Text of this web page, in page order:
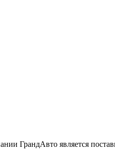
ГрандАвто является